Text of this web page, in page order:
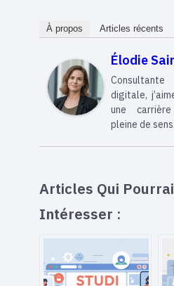
À propos Articles récents
Élodie
digitale,
une
pleine de sens.
Articles Qui
Intéresser :